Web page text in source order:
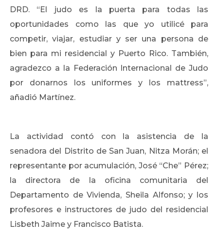
DRD. “El judo es la puerta para todas las
oportunidades como las que yo utilicé para
competir, viajar, estudiar y ser una persona de
bien para mi residencial y Puerto Rico. También,
agradezco a la Federación Internacional de Judo
por donarnos los uniformes y los mattress”,
añadió Martínez.
La actividad contó con la asistencia de la
senadora del Distrito de San Juan, Nitza Morán; el
representante por acumulación, José “Che” Pérez;
la directora de la oficina comunitaria del
Departamento de Vivienda, Sheila Alfonso; y los
profesores e instructores de judo del residencial
Lisbeth Jaime y Francisco Batista.